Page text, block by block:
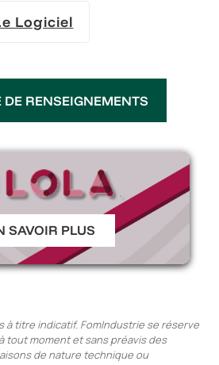
Logiciel
RENSEIGNEMENTS
SAVOIR PLUS
à titre indicatif. FomIndustrie se réserve
tout moment et sans préavis des
de nature technique ou